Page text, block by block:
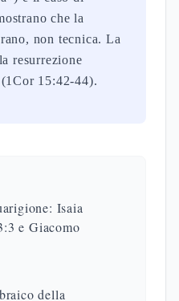
che la
non tecnica. La
resurrezione
15:42-44).
Isaia
e Giacomo
della